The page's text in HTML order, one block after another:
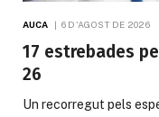
AUCA 6 D'AGOST DE 2026
17 estrebades
26
Un recorregut pels